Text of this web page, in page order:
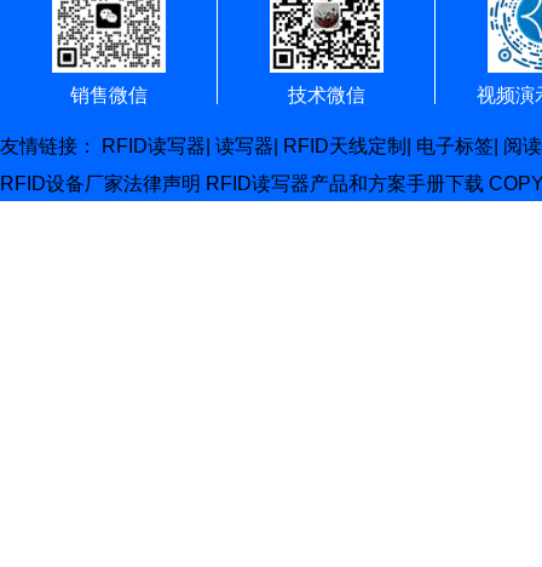
销售微信 技术微信 视频演
友情链接： RFID读写器 读写器 RFID天线定制 电子标签 阅
RFID设备厂家法律声明 RFID读写器产品和方案手册下载